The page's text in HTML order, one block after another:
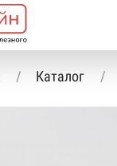
Каталог